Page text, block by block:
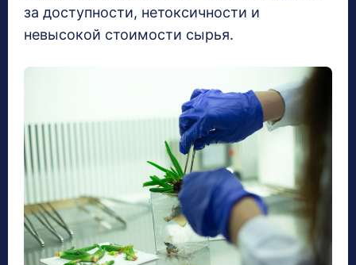
за доступности, нетоксичности и
невысокой стоимости сырья.